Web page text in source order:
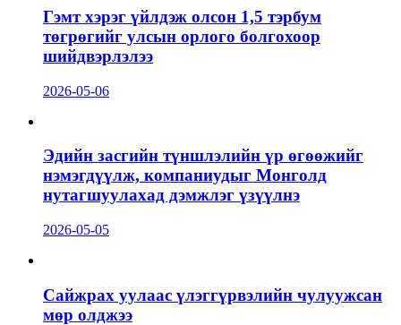
Гэмт хэрэг үйлдэж олсон 1,5 тэрбум
төгрөгийг улсын орлого болгохоор
шийдвэрлэлээ
2026-05-06
Эдийн засгийн түншлэлийн үр өгөөжийг
нэмэгдүүлж, компаниудыг Монголд
нутагшуулахад дэмжлэг үзүүлнэ
2026-05-05
Сайжрах уулаас үлэггүрвэлийн чулуужсан
мөр олджээ